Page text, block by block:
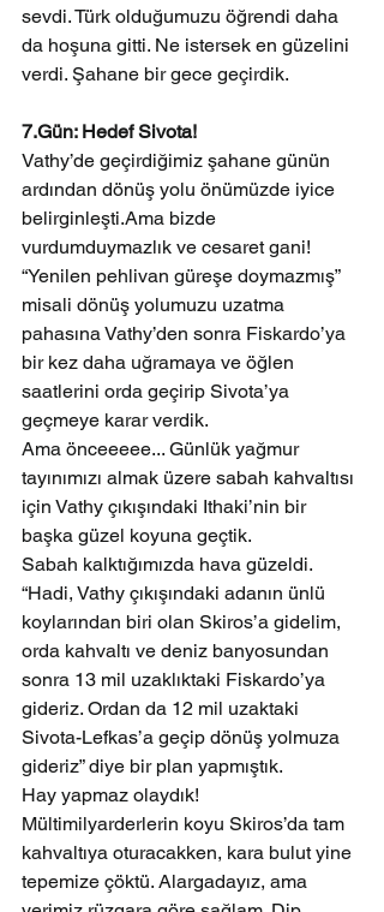
sevdi. Türk olduğumuzu öğrendi daha
da hoşuna gitti. Ne istersek en güzelini
verdi. Şahane bir gece geçirdik.
7.Gün: Hedef Sivota!
Vathy’de geçirdiğimiz şahane günün
ardından dönüş yolu önümüzde iyice
belirginleşti.Ama bizde
vurdumduymazlık ve cesaret gani!
“Yenilen pehlivan güreşe doymazmış”
misali dönüş yolumuzu uzatma
pahasına Vathy’den sonra Fiskardo’ya
bir kez daha uğramaya ve öğlen
saatlerini orda geçirip Sivota’ya
geçmeye karar verdik.
Ama önceeeee... Günlük yağmur
tayınımızı almak üzere sabah kahvaltısı
için Vathy çıkışındaki Ithaki’nin bir
başka güzel koyuna geçtik.
Sabah kalktığımızda hava güzeldi.
“Hadi, Vathy çıkışındaki adanın ünlü
koylarından biri olan Skiros’a gidelim,
orda kahvaltı ve deniz banyosundan
sonra 13 mil uzaklıktaki Fiskardo’ya
gideriz. Ordan da 12 mil uzaktaki
Sivota-Lefkas’a geçip dönüş yolmuza
gideriz” diye bir plan yapmıştık.
Hay yapmaz olaydık!
Mültimilyarderlerin koyu Skiros’da tam
kahvaltıya oturacakken, kara bulut yine
tepemize çöktü. Alargadayız, ama